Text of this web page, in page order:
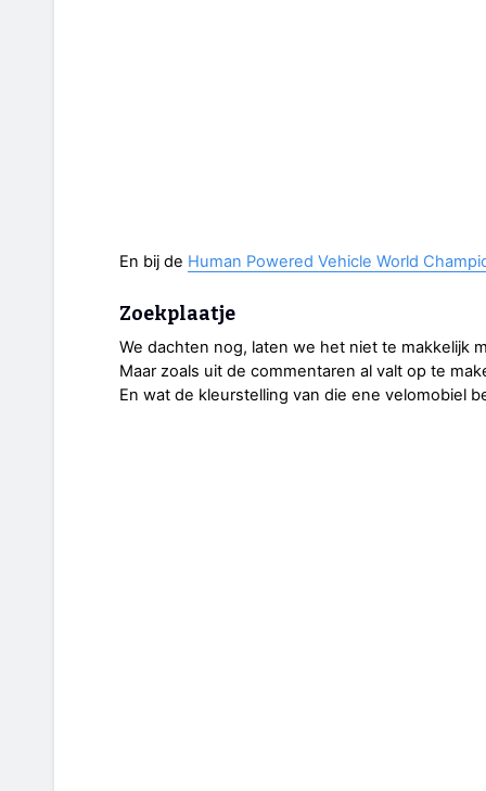
En bij de Human Powered Vehicle World
Zoekplaatje
We dachten nog, laten we het niet te makkelijk
Maar zoals uit de commentaren al valt op te
En wat de kleurstelling van die ene velomobiel